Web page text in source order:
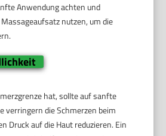
Anwendung achten und
nutzen, um die
hat, sollte auf sanfte
verringern die Schmerzen beim
Druck auf die Haut reduzieren. Ein